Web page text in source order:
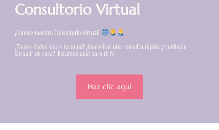
Consultorio Virtual
¡Conoce nuestro Consultorio Virtual!
¿Tienes dudas sobre tu salud? ¿Necesitas una consulta rápida y confiable
sin salir de casa? ¡Estamos aquí para ti! N
Haz clic aquí